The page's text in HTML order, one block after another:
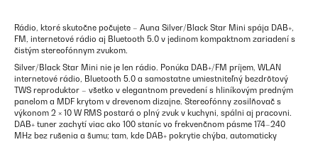
Rádio, ktoré skutočne počujete – Auna Silver/Black Star Mini spája DAB+,
FM, internetové rádio aj Bluetooth 5.0 v jedinom kompaktnom zariadení s
čistým stereofónnym zvukom.
Silver/Black Star Mini nie je len rádio. Ponúka DAB+/FM príjem, WLAN
internetové rádio, Bluetooth 5.0 a samostatne umiestniteľný bezdrôtový
TWS reproduktor – všetko v elegantnom prevedení s hliníkovým predným
panelom a MDF krytom v drevenom dizajne. Stereofónny zosilňovač s
výkonom 2 × 10 W RMS postará o plný zvuk v kuchyni, spálni aj pracovni.
DAB+ tuner zachytí viac ako 100 staníc vo frekvenčnom pásme 174–240
MHz bez rušenia a šumu; tam, kde DAB+ pokrytie chýba, automaticky